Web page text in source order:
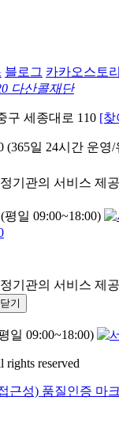
블로그 카카오스토리
다산콜재단
구 세종대로 110 [찾
(365일 24시간 운영/
기관의 서비스 제
평일 09:00~18:00)
기관의 서비스 제
기
일 09:00~18:00)
reserved